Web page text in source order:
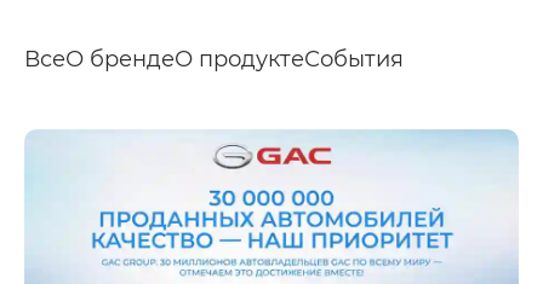
ВсеО брендеО продуктеСобытия